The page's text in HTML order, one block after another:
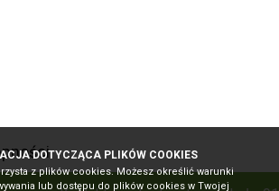
DOTYCZĄCA PLIKÓW COOKIES
z plików cookies. Możesz określić warunki
lub dostępu do plików cookies w Twojej